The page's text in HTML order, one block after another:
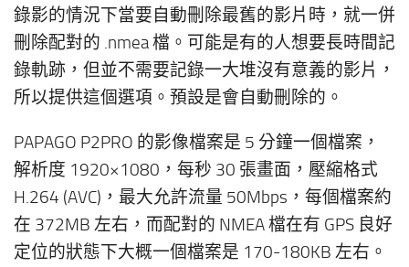
錄影的情況下當要自動刪除最舊的影片時，就一併
刪除配對的 .nmea 檔。可能是有的人想要長時間記
錄軌跡，但並不需要記錄一大堆沒有意義的影片，
所以提供這個選項。預設是會自動刪除的。
PAPAGO P2PRO 的影像檔案是 5 分鐘一個檔案，
解析度 1920×1080，每秒 30 張畫面，壓縮格式
H.264 (AVC)，最大允許流量 50Mbps，每個檔案約
在 372MB 左右，而配對的 NMEA 檔在有 GPS 良好
定位的狀態下大概一個檔案是 170-180KB 左右。